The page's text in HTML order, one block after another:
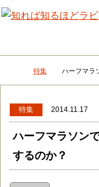
メニュー
DEEokinawaトップ
特集 ハーフマラ
特集 2014.11.17
ハーフマラソン
するのか？